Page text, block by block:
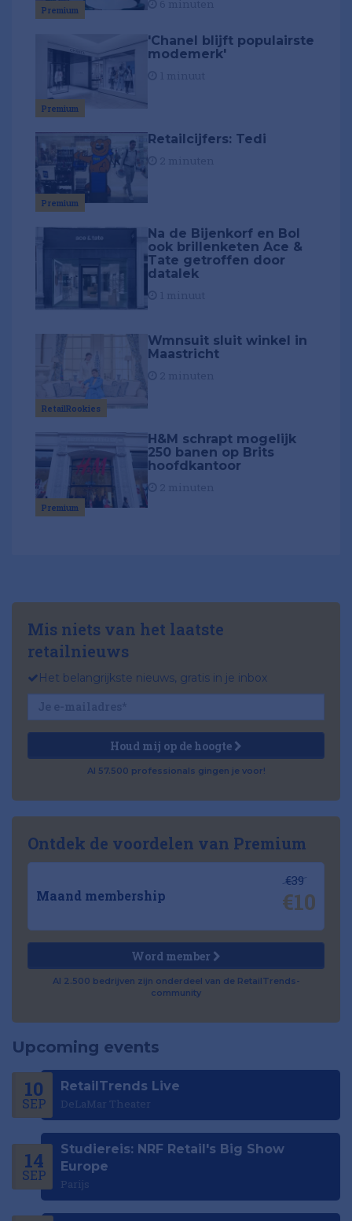
Premium
Premium
'Chanel blijft populairste
modemerk'
Premium
Retailcijfers: Tedi
Na de Bijenkorf en Bol
ook brillenketen Ace &
Tate getroffen door
datalek
RetailRookies
Wmnsuit sluit winkel in
Maastricht
Premium
H&M schrapt mogelijk
250 banen op Brits
hoofdkantoor
Mis niets van het laatste
retailnieuws
Het belangrijkste nieuws, gratis in je inbox
Houd mij op de hoogte
Al 57.500 professionals gingen je voor!
Ontdek de voordelen van Premium
Maand membership
€39
€10
Word member
Al 2.500 bedrijven zijn onderdeel van de RetailTrends-
community
Upcoming events
10
SEP
RetailTrends Live
DeLaMar Theater
14
SEP
Studiereis: NRF Retail's Big Show
Europe
Parijs